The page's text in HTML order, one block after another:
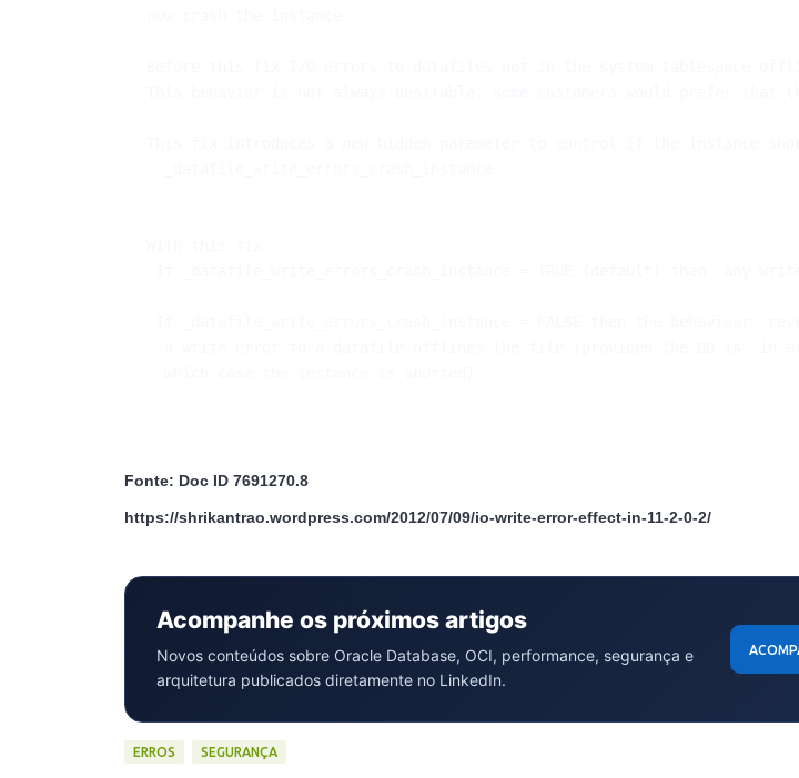
Before this fix I/O errors to datafiles not in the system tablespace
This fix introduces a new hidden parameter to control if the instance
If _datafile_write_errors_crash_instance = TRUE (default) then  any
If _datafile_write_errors_crash_instance = FALSE then the behaviour
a write error to a datafile offlines the file (provided the DB is  in
Fonte: Doc ID 7691270.8
https://shrikantrao.wordpress.com/2012/07/09/io-write-error-effect-in-11-2-0-2/
Acompanhe os próximos artigos
Novos conteúdos sobre Oracle Database, OCI, performance, segurança e
arquitetura publicados diretamente no LinkedIn.
ERROS SEGURANÇA